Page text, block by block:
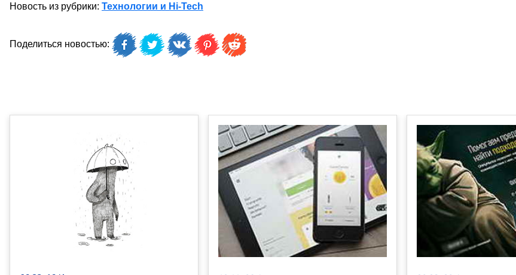
Новость из рубрики: Технологии и Hi-Tech
Поделиться новостью: